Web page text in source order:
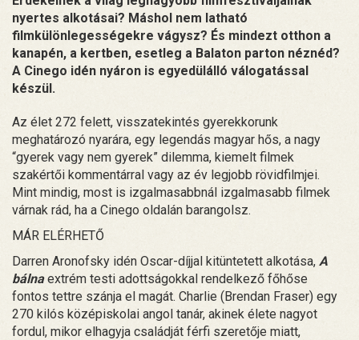
nyertes alkotásai? Máshol nem latható
filmkülönlegességekre vágysz? És mindezt otthon a
kanapén, a kertben, esetleg a Balaton parton néznéd?
A Cinego idén nyáron is egyedülálló válogatással
készül.
Az élet 272 felett, visszatekintés gyerekkorunk
meghatározó nyarára, egy legendás magyar hős, a nagy
“gyerek vagy nem gyerek” dilemma, kiemelt filmek
szakértői kommentárral vagy az év legjobb rövidfilmjei.
Mint mindig, most is izgalmasabbnál izgalmasabb filmek
várnak rád, ha a Cinego oldalán barangolsz.
MÁR ELÉRHETŐ
Darren Aronofsky idén Oscar-díjjal kitüntetett alkotása, A
bálnaextrém testi adottságokkal rendelkező főhőse
fontos tettre szánja el magát. Charlie (Brendan Fraser) egy
270 kilós középiskolai angol tanár, akinek élete nagyot
fordul, mikor elhagyja családját férfi szeretője miatt,